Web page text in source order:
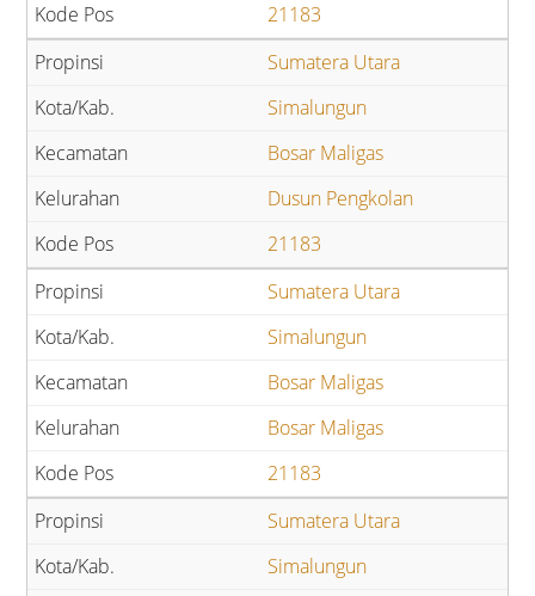
21183
Sumatera Utara
Simalungun
Bosar Maligas
Dusun Pengkolan
21183
Sumatera Utara
Simalungun
Bosar Maligas
Bosar Maligas
21183
Sumatera Utara
Simalungun